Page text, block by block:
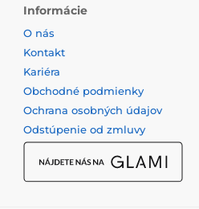
Informácie
O nás
Kontakt
Kariéra
Obchodné podmienky
Ochrana osobných údajov
Odstúpenie od zmluvy